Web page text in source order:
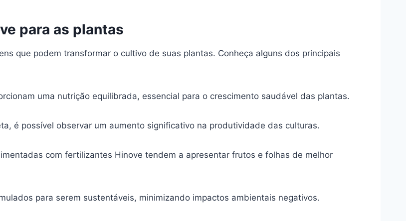
para as plantas
que podem transformar o cultivo de suas plantas. Conheça alguns dos principais
uma nutrição equilibrada, essencial para o crescimento saudável das plantas.
é possível observar um aumento significativo na produtividade das culturas.
com fertilizantes Hinove tendem a apresentar frutos e folhas de melhor
para serem sustentáveis, minimizando impactos ambientais negativos.